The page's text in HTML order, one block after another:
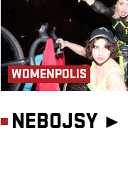
WOMENPOLIS
NEBOJSY ►